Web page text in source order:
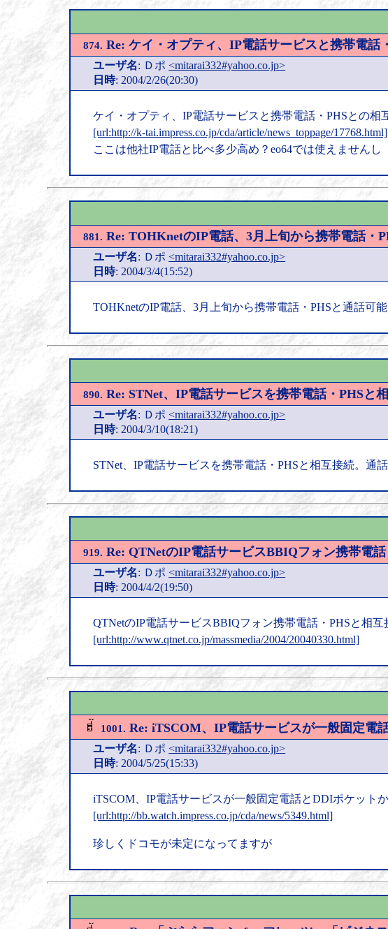
874. Re: ケイ・オプティ、IP電話サービスと携帯電話
ユーザ名: Ｄポ <mitarai332#yahoo.co.jp>
日時: 2004/2/26(20:30)
ケイ・オプティ、IP電話サービスと携帯電話・PHSとの相
[url:http://k-tai.impress.co.jp/cda/article/news_toppage/17768.html]
ここは他社IP電話と比べ多少高め？eo64では使えませんし
881. Re: TOHKnetのIP電話、3月上旬から携帯電話・
ユーザ名: Ｄポ <mitarai332#yahoo.co.jp>
日時: 2004/3/4(15:52)
TOHKnetのIP電話、3月上旬から携帯電話・PHSと通話可
890. Re: STNet、IP電話サービスを携帯電話・PHSと
ユーザ名: Ｄポ <mitarai332#yahoo.co.jp>
日時: 2004/3/10(18:21)
STNet、IP電話サービスを携帯電話・PHSと相互接続。通
919. Re: QTNetのIP電話サービスBBIQフォン携帯電
ユーザ名: Ｄポ <mitarai332#yahoo.co.jp>
日時: 2004/4/2(19:50)
QTNetのIP電話サービスBBIQフォン携帯電話・PHSと相互
[url:http://www.qtnet.co.jp/massmedia/2004/20040330.html]
1001. Re: iTSCOM、IP電話サービスが一般固定電
ユーザ名: Ｄポ <mitarai332#yahoo.co.jp>
日時: 2004/5/25(15:33)
iTSCOM、IP電話サービスが一般固定電話とDDIポケット
[url:http://bb.watch.impress.co.jp/cda/news/5349.html]
珍しくドコモが未定になってますが